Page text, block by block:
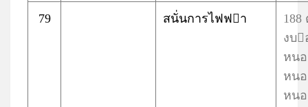
79 สนั่นการไฟฟา
งบ
หน
หน
หน